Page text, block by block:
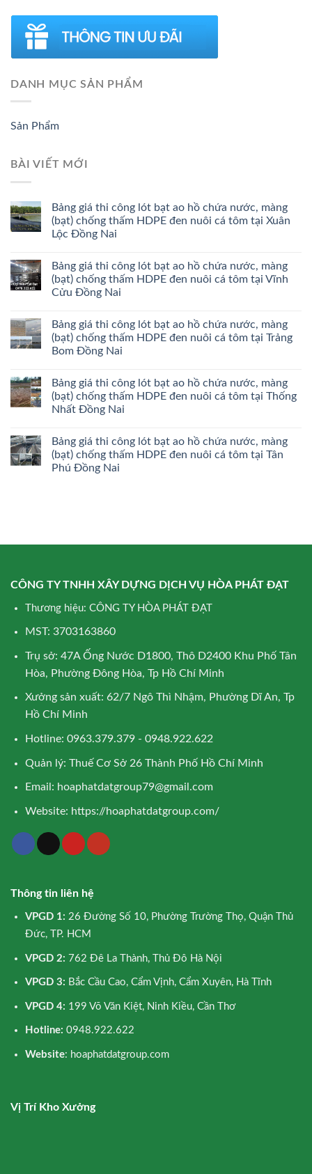
DANH MỤC SẢN PHẨM
Sản Phẩm
BÀI VIẾT MỚI
Bảng giá thi công lót bạt ao hồ chứa nước, màng
(bạt) chống thấm HDPE đen nuôi cá tôm tại Xuân
Lộc Đồng Nai
Bảng giá thi công lót bạt ao hồ chứa nước, màng
(bạt) chống thấm HDPE đen nuôi cá tôm tại Vĩnh
Cửu Đồng Nai
Bảng giá thi công lót bạt ao hồ chứa nước, màng
(bạt) chống thấm HDPE đen nuôi cá tôm tại Trảng
Bom Đồng Nai
Bảng giá thi công lót bạt ao hồ chứa nước, màng
(bạt) chống thấm HDPE đen nuôi cá tôm tại Thống
Nhất Đồng Nai
Bảng giá thi công lót bạt ao hồ chứa nước, màng
(bạt) chống thấm HDPE đen nuôi cá tôm tại Tân
Phú Đồng Nai
CÔNG TY TNHH XÂY DỰNG DỊCH VỤ HÒA PHÁT ĐẠT
Thương hiệu: CÔNG TY HÒA PHÁT ĐẠT
MST: 3703163860
Trụ sở: 47A Ống Nước D1800, Thô D2400 Khu Phố Tân
Hòa, Phường Đông Hòa, Tp Hồ Chí Minh
Xưởng sản xuất: 62/7 Ngô Thì Nhậm, Phường Dĩ An, Tp
Hồ Chí Minh
Hotline: 0963.379.379 - 0948.922.622
Quản lý: Thuế Cơ Sở 26 Thành Phố Hồ Chí Minh
Email: hoaphatdatgroup79@gmail.com
Website: https://hoaphatdatgroup.com/
Thông tin liên hệ
VPGD 1: 26 Đường Số 10, Phường Trường Thọ, Quận Thủ
Đức, TP. HCM
VPGD 2: 762 Đê La Thành, Thủ Đô Hà Nội
VPGD 3: Bắc Cầu Cao, Cẩm Vịnh, Cẩm Xuyên, Hà Tĩnh
VPGD 4: 199 Võ Văn Kiệt, Ninh Kiều, Cần Thơ
Hotline: 0948.922.622
Website: hoaphatdatgroup.com
Vị Trí Kho Xưởng